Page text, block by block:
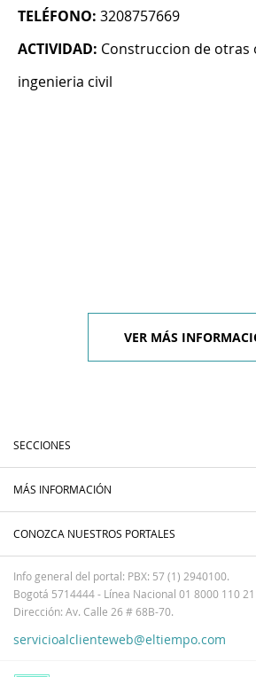
TELÉFONO: 3208757669
ACTIVIDAD: Construccion de otras
ingenieria civil
VER MÁS
SECCIONES
MÁS INFORMACIÓN
CONOZCA NUESTROS PORTALES
Info general del portal: PBX: 57 (1) 2940100.
Bogotá 5714444 - Línea Nacional 01 8000 110
Dirección: Av. Calle 26 # 68B-70.
servicioalclienteweb@eltiempo.com